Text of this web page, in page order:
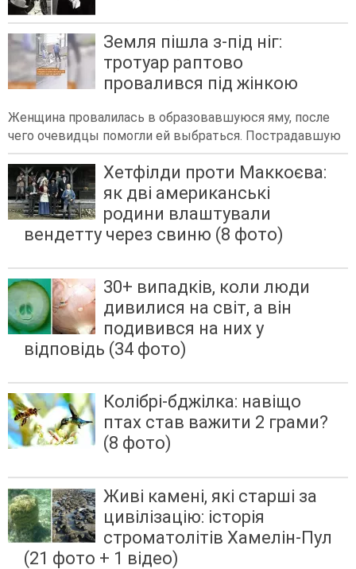
Земля пішла з-під ніг:
тротуар раптово
провалився під жінкою
Женщина провалилась в образовавшуюся яму, после
чего очевидцы помогли ей выбраться. Пострадавшую
Хетфілди проти Маккоєва:
як дві американські
родини влаштували
вендетту через свиню (8 фото)
30+ випадків, коли люди
дивилися на світ, а він
подивився на них у
відповідь (34 фото)
Колібрі-бджілка: навіщо
птах став важити 2 грами?
(8 фото)
Живі камені, які старші за
цивілізацію: історія
строматолітів Хамелін-Пул
(21 фото + 1 відео)